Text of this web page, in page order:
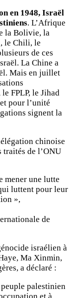
en 1948, Israël
. L’Afrique
la Bolivie, la
le Chili, le
de ces
La Chine a
Mais en juillet
FPLP, le Jihad
pour l’unité
signent la
chinoise
traités de l’ONU
mener une lutte
luttent pour leur
»,
de
israélien à
Ma Xinmin,
a déclaré :
palestinien